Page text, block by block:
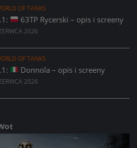
OF TANKS
63TP Rycerski – opis i screeny
2026
OF TANKS
Donnola – opis i screeny
2026